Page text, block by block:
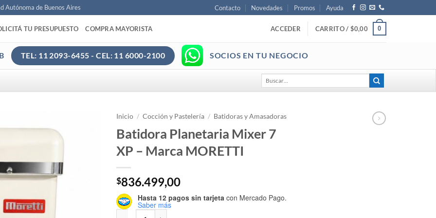
Autónoma de Buenos Aires Contacto Novedades Promos Ayuda
TU PRESUPUESTO COMPRA MAYORISTA ACCEDER CARRITO / $0,00 0
TEL: 11 2093-6455 - CEL: 11 6000-2100 SOCIOS EN TU NEGOCIO
por:
Inicio / Cocción y Pastelería / Batidoras y Amasadoras
Batidora Planetaria Mixer 7
XP – Marca MORETTI
$836.499,00
Hasta 12 pagos sin tarjeta con Mercado Pago.
Saber más